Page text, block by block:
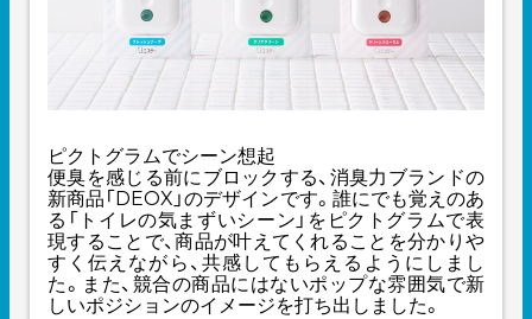
ピクトグラムでシーン想起
便臭を感じる前にブロックする、消臭力ブランドの
新商品「DEOX」のデザインです。誰にでも覚えのあ
る「トイレの気まずいシーン」をピクトグラムで表
現することで、商品が叶えてくれることを分かりや
すく伝えながら、共感してもらえるようにしまし
た。また、競合の商品にはないポップな雰囲気で新
しいポジションのイメージを打ち出しました。